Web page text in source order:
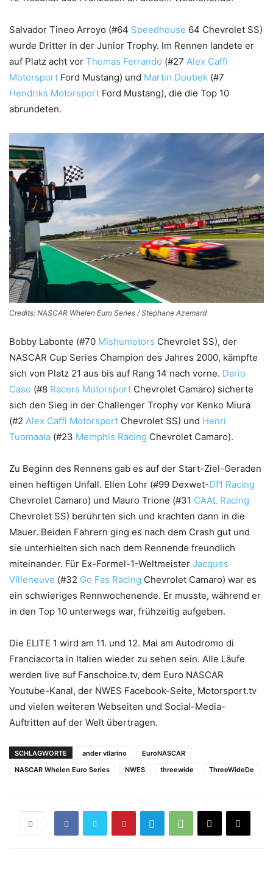
Salvador Tineo Arroyo (#64 Speedhouse 64 Chevrolet SS)
wurde Dritter in der Junior Trophy. Im Rennen landete er
auf Platz acht vor Thomas Ferrando (#27 Alex Caffi
Motorsport Ford Mustang) und Martin Doubek (#7
Hendriks Motorsport Ford Mustang), die die Top 10
abrundeten.
Credits: NASCAR Whelen Euro Series / Stephane Azemard
Bobby Labonte (#70 Mishumotors Chevrolet SS), der
NASCAR Cup Series Champion des Jahres 2000, kämpfte
sich von Platz 21 aus bis auf Rang 14 nach vorne. Dario
Caso (#8 Racers Motorsport Chevrolet Camaro) sicherte
sich den Sieg in der Challenger Trophy vor Kenko Miura
(#2 Alex Caffi Motorsport Chevrolet SS) und Henri
Tuomaala (#23 Memphis Racing Chevrolet Camaro).
Zu Beginn des Rennens gab es auf der Start-Ziel-Geraden
einen heftigen Unfall. Ellen Lohr (#99 Dexwet-Df1 Racing
Chevrolet Camaro) und Mauro Trione (#31 CAAL Racing
Chevrolet SS) berührten sich und krachten dann in die
Mauer. Beiden Fahrern ging es nach dem Crash gut und
sie unterhielten sich nach dem Rennende freundlich
miteinander. Für Ex-Formel-1-Weltmeister Jacques
Villeneuve (#32 Go Fas Racing Chevrolet Camaro) war es
ein schwieriges Rennwochenende. Er musste, während er
in den Top 10 unterwegs war, frühzeitig aufgeben.
Die ELITE 1 wird am 11. und 12. Mai am Autodromo di
Franciacorta in Italien wieder zu sehen sein. Alle Läufe
werden live auf Fanschoice.tv, dem Euro NASCAR
Youtube-Kanal, der NWES Facebook-Seite, Motorsport.tv
und vielen weiteren Webseiten und Social-Media-
Auftritten auf der Welt übertragen.
SCHLAGWORTE ander vilarino
EuroNASCAR
NASCAR Whelen Euro Series
NWES threewide ThreeWideDe